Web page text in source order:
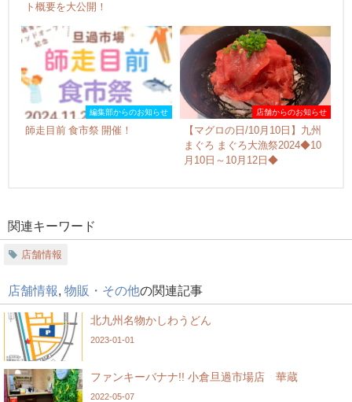
ト概要を大公開！
編集部からのお知らせ
師走目前 食市祭 開催！
店舗からのお知らせ
【マグロの日/10月10日】九州
まぐろ まぐろ大漁祭2024◆10
月10日～10月12日◆
関連キーワード
店舗情報
店舗情報 物販・その他の関連記事
北九州名物かしわうどん
2023-01-01
ファンキーバナナ!! 小倉旦過市場店 華蔵
2022-05-07